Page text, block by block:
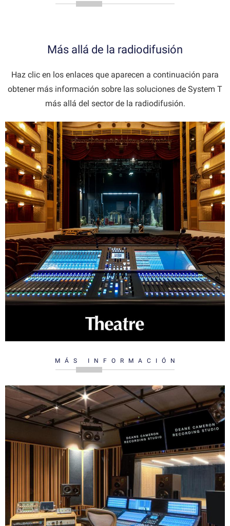
Más allá de la radiodifusión
Haz clic en los enlaces que aparecen a continuación para
obtener más información sobre las soluciones de System T
más allá del sector de la radiodifusión.
MÁS INFORMACIÓN